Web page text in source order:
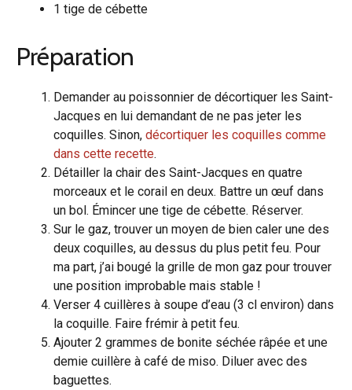
1 tige de cébette
Préparation
Demander au poissonnier de décortiquer les Saint-
Jacques en lui demandant de ne pas jeter les
coquilles. Sinon, décortiquer les coquilles comme
dans cette recette.
Détailler la chair des Saint-Jacques en quatre
morceaux et le corail en deux. Battre un œuf dans
un bol. Émincer une tige de cébette. Réserver.
Sur le gaz, trouver un moyen de bien caler une des
deux coquilles, au dessus du plus petit feu. Pour
ma part, j’ai bougé la grille de mon gaz pour trouver
une position improbable mais stable !
Verser 4 cuillères à soupe d’eau (3 cl environ) dans
la coquille. Faire frémir à petit feu.
Ajouter 2 grammes de bonite séchée râpée et une
demie cuillère à café de miso. Diluer avec des
baguettes.